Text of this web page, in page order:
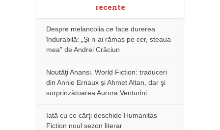
recente
Despre melancolia ce face durerea
îndurabilă: „Și n-ai rămas pe cer, steaua
mea” de Andrei Crăciun
Noutăţi Anansi. World Fiction: traduceri
din Annie Ernaux și Ahmet Altan, dar şi
surprinzătoarea Aurora Venturini
Iată cu ce cărţi deschide Humanitas
Fiction noul sezon literar